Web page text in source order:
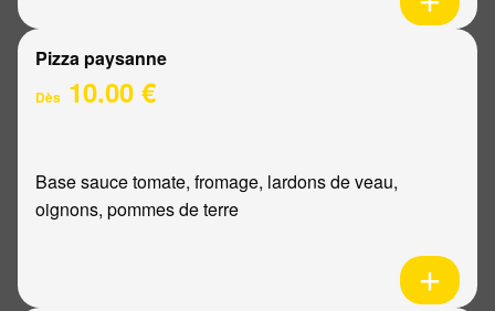
Pizza paysanne
Dès 10.00 €
Base sauce tomate, fromage, lardons de veau,
oignons, pommes de terre